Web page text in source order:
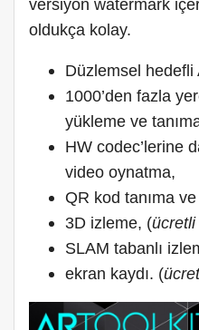
versiyon watermark
oldukça kolay.
Düzlemsel hedefli
1000’den fazla
yükleme ve
HW codec’lerine
video oynatma,
QR kod tanıma
3D izleme, (
SLAM tabanlı
ekran kaydı. (